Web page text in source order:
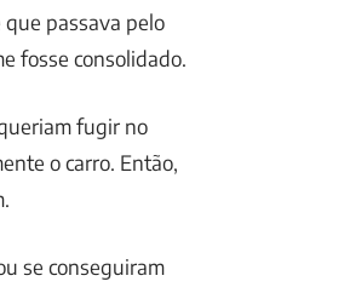
passava pelo
fosse consolidado.
fugir no
o carro. Então,
se conseguiram